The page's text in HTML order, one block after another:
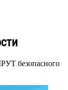
безопасного